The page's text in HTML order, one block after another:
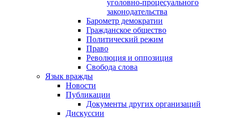
уголовно-процесуального
законодательства
Барометр демократии
Гражданское общество
Политический режим
Право
Революция и оппозиция
Свобода слова
Язык вражды
Новости
Публикации
Документы других организаций
Дискуссии